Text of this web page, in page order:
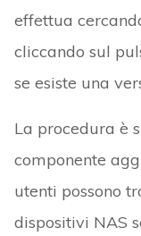
effettua
cliccando sul
se esiste una
La procedura è
componente
utenti possono
dispositivi NAS